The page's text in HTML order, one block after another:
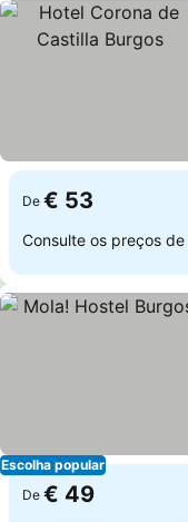
De € 53
Consulte os preços de
Escolha popular
De € 49